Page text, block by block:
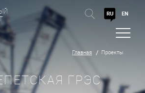
RU EN
ГРЭС
Главная Проекты